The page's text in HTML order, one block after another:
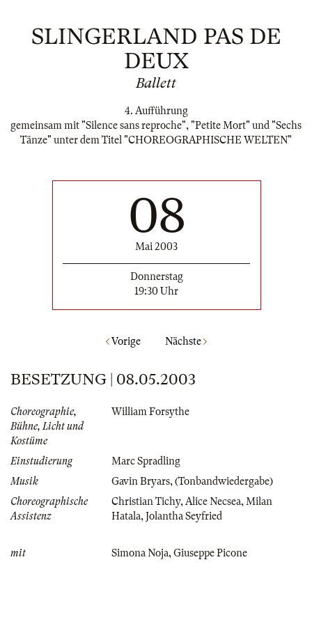
SLINGERLAND PAS DE
DEUX
Ballett
4. Aufführung
gemeinsam mit "Silence sans reproche", "Petite Mort" und "Sechs
Tänze" unter dem Titel "CHOREOGRAPHISCHE WELTEN"
08
Mai 2003
Donnerstag
19:30 Uhr
Vorige Nächste
BESETZUNG | 08.05.2003
Choreographie,
Bühne, Licht und
Kostüme
William Forsythe
Einstudierung
Marc Spradling
Musik
Gavin Bryars, (Tonbandwiedergabe)
Choreographische
Assistenz
Christian Tichy, Alice Necsea, Milan
Hatala, Jolantha Seyfried
mit Simona Noja, Giuseppe Picone